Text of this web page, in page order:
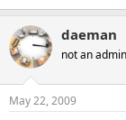
daeman
not an
May 22, 2009